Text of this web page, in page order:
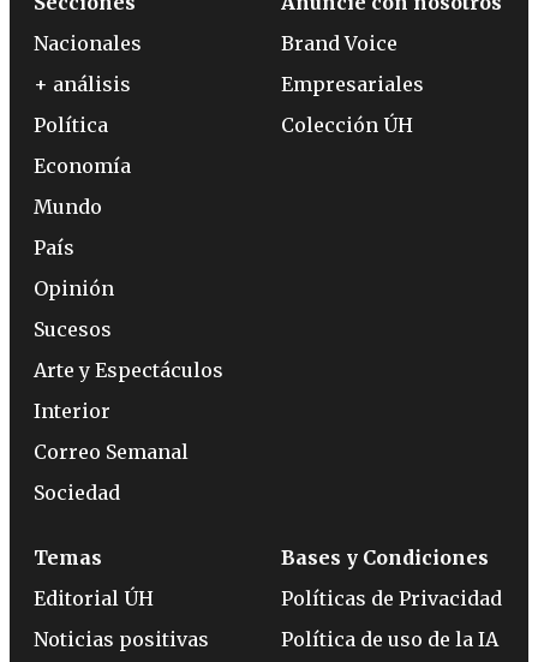
Nacionales
+ análisis
Política
Economía
Mundo
País
Opinión
Sucesos
Arte y Espectáculos
Interior
Correo Semanal
Sociedad
Brand Voice
Empresariales
Colección ÚH
Temas
Editorial ÚH
Noticias positivas
Bases y Condiciones
Políticas de Privacidad
Política de uso de la IA